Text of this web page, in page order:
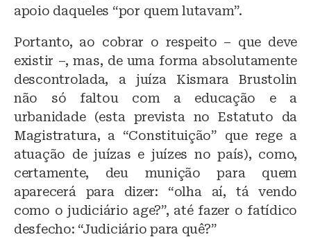
apoio daqueles “por quem lutavam”.
Portanto, ao cobrar o respeito – que deve
existir –, mas, de uma forma absolutamente
descontrolada, a juíza Kismara Brustolin
não só faltou com a educação e a
urbanidade (esta prevista no Estatuto da
Magistratura, a “Constituição” que rege a
atuação de juízas e juízes no país), como,
certamente, deu munição para quem
aparecerá para dizer: “olha aí, tá vendo
como o judiciário age?”, até fazer o fatídico
desfecho: “Judiciário para quê?”